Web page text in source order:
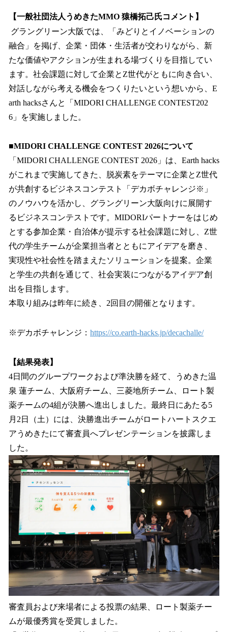
【一般社団法人うめきたMMO 猿橋拓己氏コメント】
グラングリーン大阪では、「みどりとイノベーションの
融合」を掲げ、企業・団体・生活者が交わりながら、新
たな価値やアクションが生まれる場づくりを目指してい
ます。社会課題に対して企業とZ世代がともに向き合い、
対話しながら考える機会をつくりたいという想いから、E
arth hacksさんと「MIDORI CHALLENGE CONTEST202
6」を実施しました。
■MIDORI CHALLENGE CONTEST 2026について
「MIDORI CHALLENGE CONTEST 2026」は、Earth hacks
がこれまで実施してきた、脱炭素をテーマに企業とZ世代
が共創するビジネスコンテスト「デカボチャレンジ※」
のノウハウを活かし、グラングリーン大阪向けに展開す
るビジネスコンテストです。MIDORIパートナーをはじめ
とする参加企業・自治体が提示する社会課題に対し、Z世
代の学生チームが企業担当者とともにアイデアを磨き、
実現性や社会性を踏まえたソリューションを提案。企業
と学生の共創を通じて、社会実装につながるアイデア創
出を目指します。
本取り組みは昨年に続き、2回目の開催となります。
※デカボチャレンジ： https://co.earth-hacks.jp/decachalle/
【結果発表】
4日間のグループワークおよび準決勝を経て、うめきた温
泉 蓮チーム、大阪府チーム、三菱地所チーム、ロート製
薬チームの4組が決勝へ進出しました。最終日にあたる5
月2日（土）には、決勝進出チームがロートハートスクエ
アうめきたにて審査員へプレゼンテーションを披露しま
した。
審査員および来場者による投票の結果、ロート製薬チー
ムが最優秀賞を受賞しました。